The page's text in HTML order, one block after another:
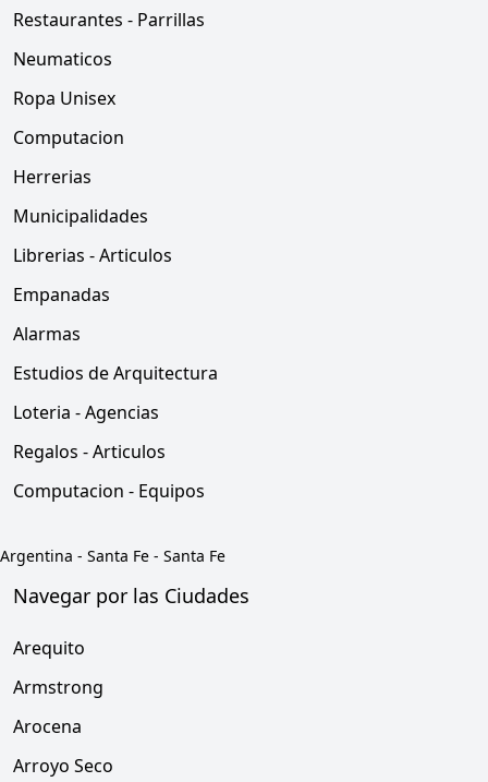
Restaurantes - Parrillas
Neumaticos
Ropa Unisex
Computacion
Herrerias
Municipalidades
Librerias - Articulos
Empanadas
Alarmas
Estudios de Arquitectura
Loteria - Agencias
Regalos - Articulos
Computacion - Equipos
Argentina - Santa Fe - Santa Fe
Navegar por las Ciudades
Arequito
Armstrong
Arocena
Arroyo Seco